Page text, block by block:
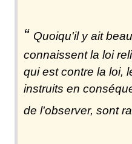
Quoiqu'il y ait
connaissent la loi
qui est contre la loi,
instruits en
de l'observer, sont